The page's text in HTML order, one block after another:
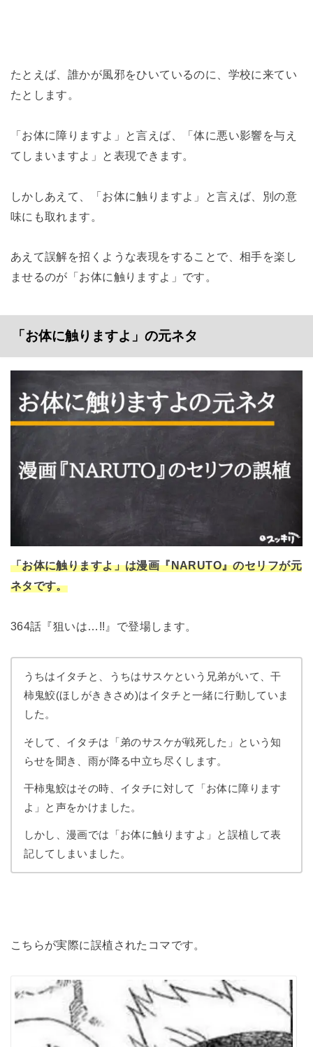
たとえば、誰かが風邪をひいているのに、学校に来てい
たとします。
「お体に障りますよ」と言えば、「体に悪い影響を与え
てしまいますよ」と表現できます。
しかしあえて、「お体に触りますよ」と言えば、別の意
味にも取れます。
あえて誤解を招くような表現をすることで、相手を楽し
ませるのが「お体に触りますよ」です。
「お体に触りますよ」の元ネタ
「お体に触りますよ」は漫画『NARUTO』のセリフが元
ネタです。
364話『狙いは…!!』で登場します。
うちはイタチと、うちはサスケという兄弟がいて、干
柿鬼鮫(ほしがききさめ)はイタチと一緒に行動していま
した。
そして、イタチは「弟のサスケが戦死した」という知
らせを聞き、雨が降る中立ち尽くします。
干柿鬼鮫はその時、イタチに対して「お体に障ります
よ」と声をかけました。
しかし、漫画では「お体に触りますよ」と誤植して表
記してしまいました。
こちらが実際に誤植されたコマです。